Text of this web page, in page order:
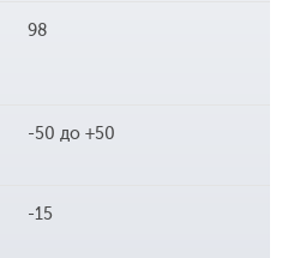
98
-50 до +50
-15